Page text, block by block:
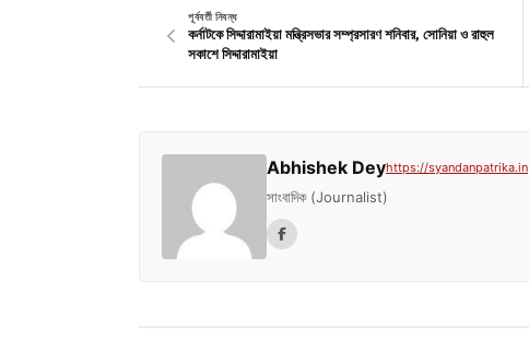
পূর্ববর্তী নিবন্ধ
কর্নাটকে সিদ্দারামাইয়া মন্ত্রিসভার সম্প্রসারণ শনিবার, সোনিয়া ও রাহুল
সকাশে সিদ্দারামাইয়া
Abhishek Deyhttps://syandanpatrika.in
সাংবাদিক (Journalist)